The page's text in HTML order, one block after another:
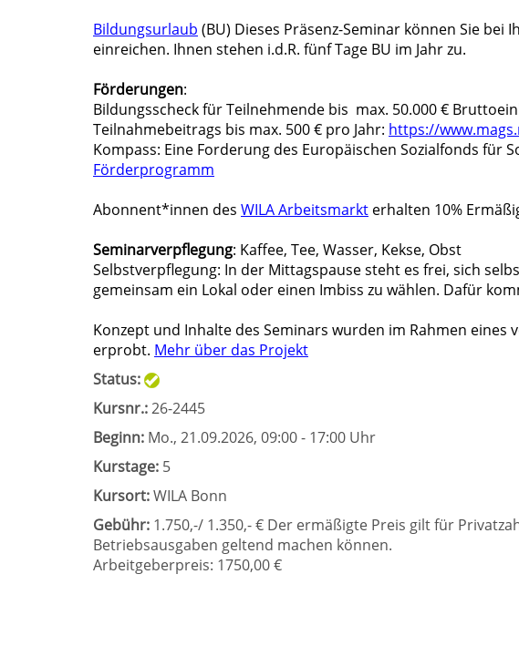
Bildungsurlaub (BU) Dieses Präsenz-Seminar können Sie
einreichen. Ihnen stehen i.d.R. fünf Tage BU im Jahr zu.
Förderungen:
Bildungsscheck für Teilnehmende bis max. 50.000 €
Teilnahmebeitrags bis max. 500 € pro Jahr: https://
Kompass: Eine Forderung des Europäischen Sozialfonds für
Förderprogramm
Abonnent*innen des WILA Arbeitsmarkt erhalten 10%
Seminarverpflegung: Kaffee, Tee, Wasser, Kekse, Obst
Selbstverpflegung: In der Mittagspause steht es frei, sich
gemeinsam ein Lokal oder einen Imbiss zu wählen. Dafür
Konzept und Inhalte des Seminars wurden im Rahmen eines
erprobt. Mehr über das Projekt
Status:
Kursnr.:26-2445
Beginn: Mo., 21.09.2026, 09:00 - 17:00 Uhr
Kurstage: 5
Kursort:WILA Bonn
Gebühr: 1.750,-/ 1.350,- € Der ermäßigte Preis gilt für
Betriebsausgaben geltend machen können.
Arbeitgeberpreis: 1750,00 €